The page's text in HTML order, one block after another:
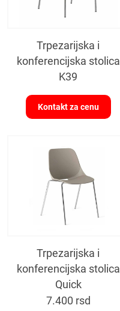
Trpezarijska i
konferencijska stolica
K39
Kontakt za cenu
Trpezarijska i
konferencijska stolica
Quick
7.400 rsd